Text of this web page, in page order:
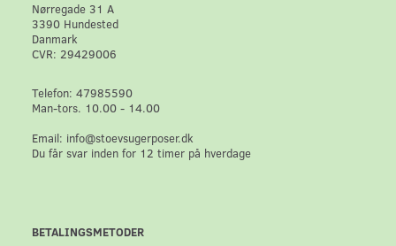
Nørregade 31 A
3390 Hundested
Danmark
CVR: 29429006
Telefon: 47985590
Man-tors. 10.00 - 14.00
Email: info@stoevsugerposer.dk
Du får svar inden for 12 timer på hverdage
BETALINGSMETODER